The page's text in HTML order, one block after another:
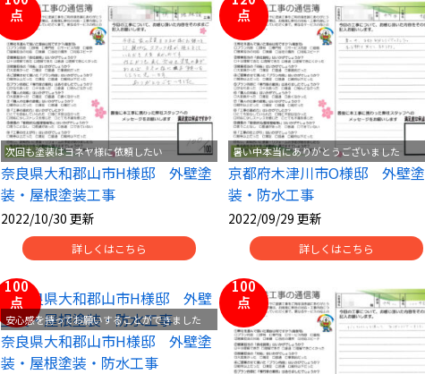
点
次回も塗装はヨネヤ様に依頼したい
奈良県大和郡山市H様邸 外壁塗
装・屋根塗装工事
2022/10/30 更新
詳しくはこちら
点
暑い中本当にありがとうございました
京都府木津川市O様邸 外壁塗
装・防水工事
2022/09/29 更新
詳しくはこちら
100
点
安心感を持ってお願いすることができました
奈良県大和郡山市H様邸 外壁塗
装・屋根塗装・防水工事
100
点